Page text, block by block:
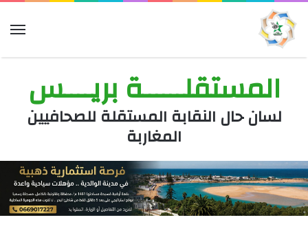
المستقلــــــة بريــــس
لسان حال النقابة المستقلة للصحافيين
المغاربة